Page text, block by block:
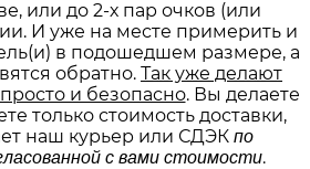
или до 2-х пар очков (или
И уже на месте примерить и
в подошедшем размере, а
обратно. Так уже делают
и безопасно. Вы делаете
только стоимость доставки,
наш курьер или СДЭК по
с вами стоимости.